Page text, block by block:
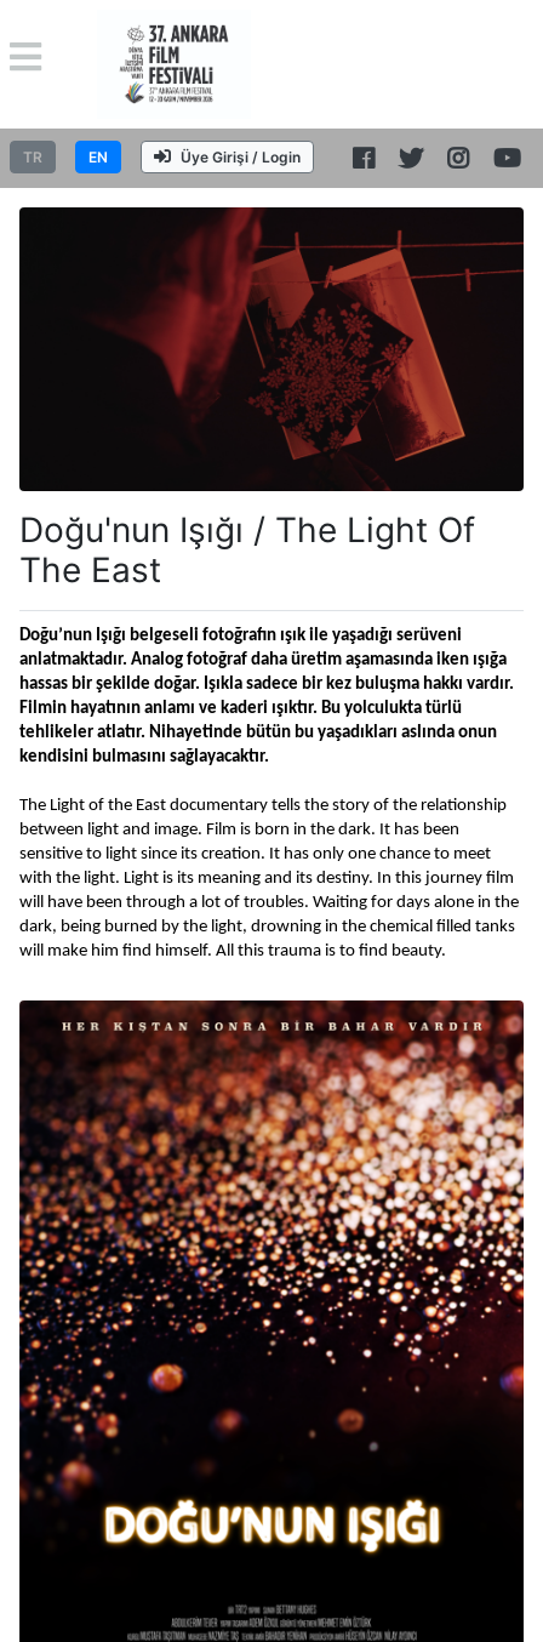
TR EN Üye Girişi / Login
Doğu'nun Işığı / The Light Of
The East
Doğu’nun Işığı belgeseli fotoğrafın ışık ile yaşadığı serüveni
anlatmaktadır. Analog fotoğraf daha üretim aşamasında iken ışığa
hassas bir şekilde doğar. Işıkla sadece bir kez buluşma hakkı vardır.
Filmin hayatının anlamı ve kaderi ışıktır. Bu yolculukta türlü
tehlikeler atlatır. Nihayetinde bütün bu yaşadıkları aslında onun
kendisini bulmasını sağlayacaktır.
The Light of the East documentary tells the story of the relationship
between light and image. Film is born in the dark. It has been
sensitive to light since its creation. It has only one chance to meet
with the light. Light is its meaning and its destiny. In this journey film
will have been through a lot of troubles. Waiting for days alone in the
dark, being burned by the light, drowning in the chemical filled tanks
will make him find himself. All this trauma is to find beauty.